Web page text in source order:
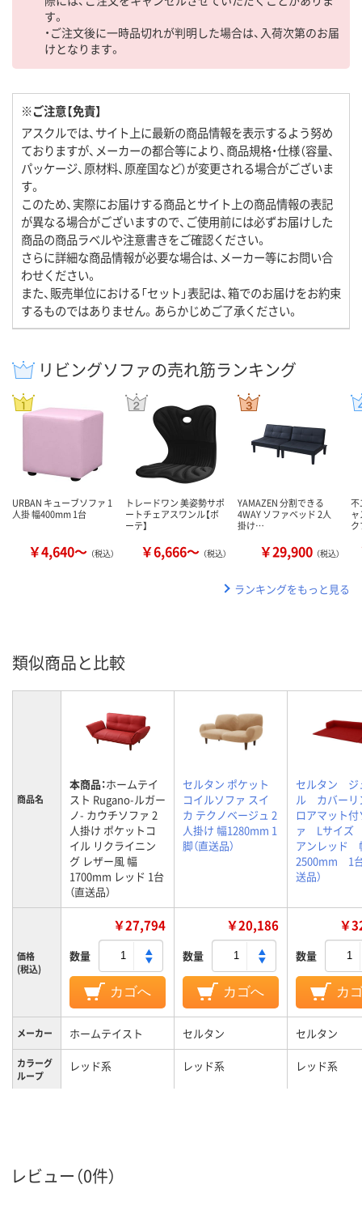
す。
・ご注文後に一時品切れが判明した場合は、入荷次第のお届
けとなります。
※ご注意【免責】
アスクルでは、サイト上に最新の商品情報を表示するよう努め
ておりますが、メーカーの都合等により、商品規格・仕様（容量、
パッケージ、原材料、原産国など）が変更される場合がございま
す。
このため、実際にお届けする商品とサイト上の商品情報の表記
が異なる場合がございますので、ご使用前には必ずお届けした
商品の商品ラベルや注意書きをご確認ください。
さらに詳細な商品情報が必要な場合は、メーカー等にお問い合
わせください。
また、販売単位における「セット」表記は、箱でのお届けをお約束
するものではありません。あらかじめご了承ください。
リビングソファの売れ筋ランキング
URBAN キューブソファ 1
人掛 幅400mm 1台
￥4,640～ （税込）
トレードワン 美姿勢サポ
ートチェアスワンル【ボ
ーテ】
￥6,666～ （税込）
YAMAZEN 分割できる
4WAY ソファベッド 2人
掛け…
￥29,900 （税込）
不
ランキングをもっと見る
類似商品と比較
商品名
本商品：ホームテイ
スト Rugano-ルガー
ノ- カウチソファ 2
人掛け ポケットコ
イル リクライニン
グ レザー風 幅
1700mm レッド 1台
（直送品）
セルタン ポケット
コイルソファ スイ
カ テクノベージュ 2
人掛け 幅1280mm 1
脚（直送品）
セルタン ジ
ル カバーリ
ロアマット付
ァ Lサイズ
アンレッド
2500mm 1
送品）
価格
(税込)
￥27,794
数量
カゴへ
￥20,186
数量
カゴへ
￥
数量
カ
メーカー ホームテイスト セルタン セルタン
カラーグ
ループ
レッド系 レッド系 レッド系
レビュー（0件）